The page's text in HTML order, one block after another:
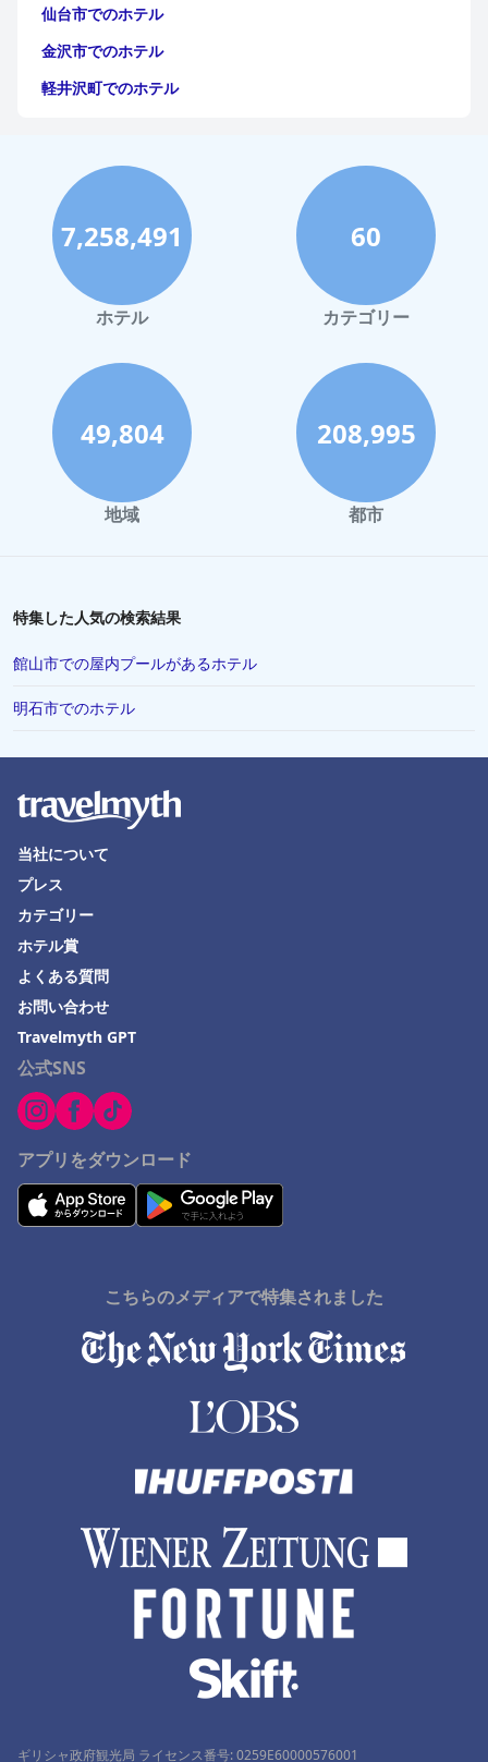
仙台市でのホテル
金沢市でのホテル
軽井沢町でのホテル
神戸市でのホテル
宮古島でのホテル
函館市でのホテル
ハワイイでのホテル
鎌倉市でのホテル
宇都宮市でのホテル
釧路市でのホテル
成田市でのホテル
九州でのホテル
鬼怒川温泉でのホテル
会津若松市でのホテル
柏市でのホテル
所沢市でのホテル
船橋市でのホテル
定山渓でのホテル
久米島町でのホテル
Nakanishiでのホテル
立山町でのホテル
気仙沼市でのホテル
指宿市でのホテル
美瑛町でのホテル
群馬県でのホテル
飯能市でのホテル
岩国市でのホテル
輪島市でのホテル
高知県でのホテル
7,258,491
ホテル
60
カテゴリー
49,804
地域
208,995
都市
特集した人気の検索結果
館山市での屋内プールがあるホテル
明石市でのホテル
公式SNS
アプリをダウンロード
当社について
プレス
カテゴリー
ホテル賞
よくある質問
お問い合わせ
Travelmyth GPT
こちらのメディアで特集されました
ギリシャ政府観光局 ライセンス番号: 0259Ε60000576001